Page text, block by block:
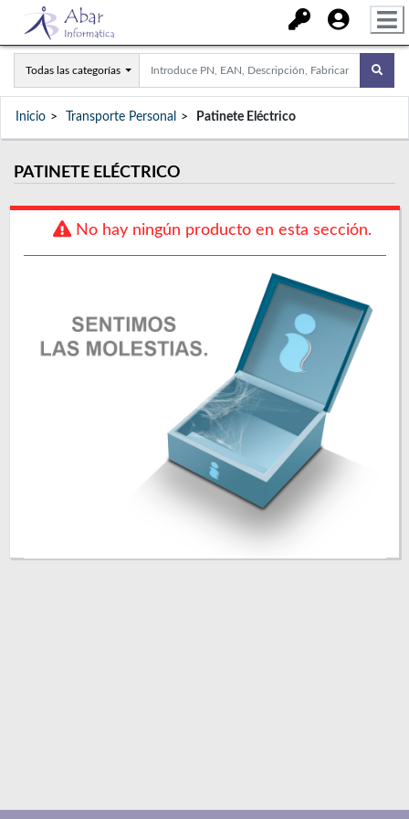
Todas las categorías
Inicio Transporte Personal Patinete Eléctrico
PATINETE ELÉCTRICO
No hay ningún producto en esta sección.